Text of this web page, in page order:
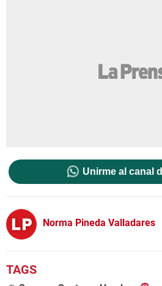
Unirme al canal
Norma Pineda Valladares